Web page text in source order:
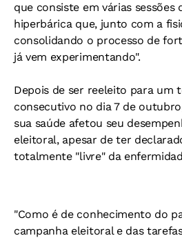
que consiste em várias sessões
hiperbárica que, junto com a
consolidando o processo de
já vem experimentando".
Depois de ser reeleito para um
consecutivo no dia 7 de
sua saúde afetou seu
eleitoral, apesar de ter
totalmente "livre" da
"Como é de conhecimento do
campanha eleitoral e das